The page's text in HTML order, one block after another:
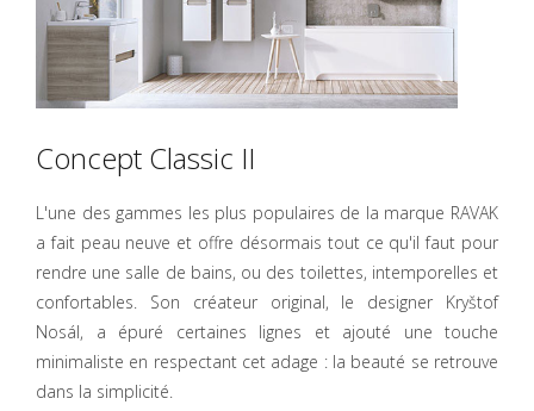
Concept Classic II
L'une des gammes les plus populaires de la marque RAVAK
a fait peau neuve et offre désormais tout ce qu'il faut pour
rendre une salle de bains, ou des toilettes, intemporelles et
confortables. Son créateur original, le designer Kryštof
Nosál, a épuré certaines lignes et ajouté une touche
minimaliste en respectant cet adage : la beauté se retrouve
dans la simplicité.